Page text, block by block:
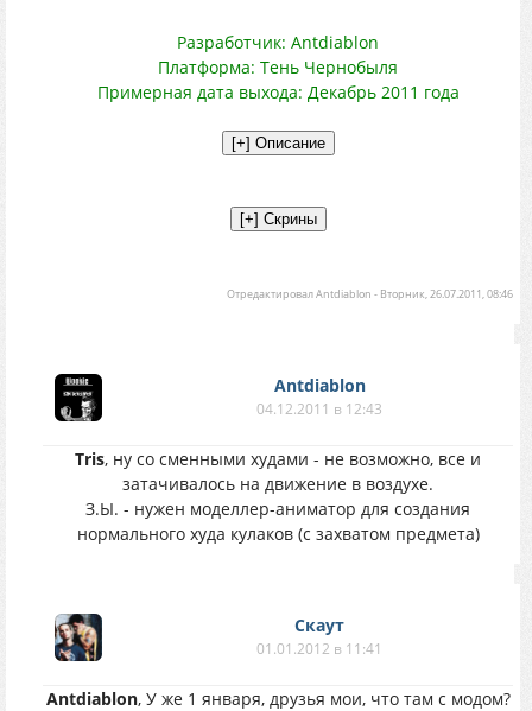
Разработчик: Antdiablon
Платформа: Тень Чернобыля
Примерная дата выхода: Декабрь 2011 года
ОтредактировалAntdiablon - Вторник, 26.07.2011, 08:46
Antdiablon
04.12.2011 в 12:43
Tris, ну со сменными худами - не возможно, все и
затачивалось на движение в воздухе.
З.Ы. - нужен моделлер-аниматор для создания
нормального худа кулаков (с захватом предмета)
Скаут
01.01.2012 в 11:41
Antdiablon, У же 1 января, друзья мои, что там с модом?